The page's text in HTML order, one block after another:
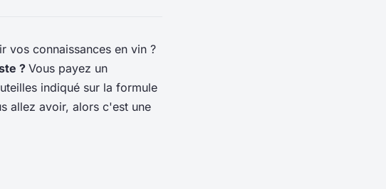
vos connaissances en vin ?
? Vous payez un
indiqué sur la formule
allez avoir, alors c'est une